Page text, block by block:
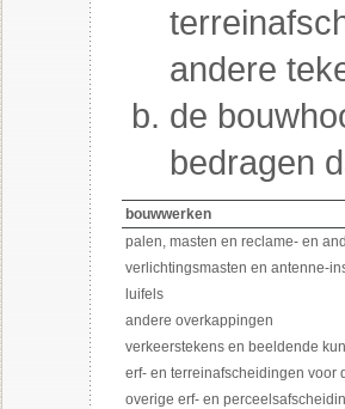
andere
de
bedragen
bouwwerken
palen, masten en reclame- en
verlichtingsmasten en antenne-
luifels
andere overkappingen
verkeerstekens en beeldende
erf- en terreinafscheidingen voor
overige erf- en